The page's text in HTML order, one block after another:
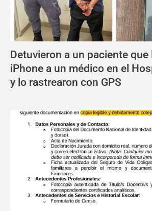
Detuvieron a un paciente que
iPhone a un médico en el
y lo rastrearon con GPS